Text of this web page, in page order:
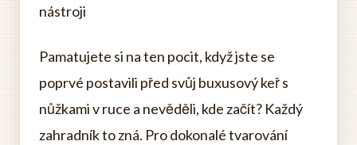
nástroji
Pamatujete si na ten pocit, když jste se
poprvé postavili před svůj buxusový keř s
nůžkami v ruce a nevěděli, kde začít? Každý
zahradník to zná. Pro dokonalé tvarování